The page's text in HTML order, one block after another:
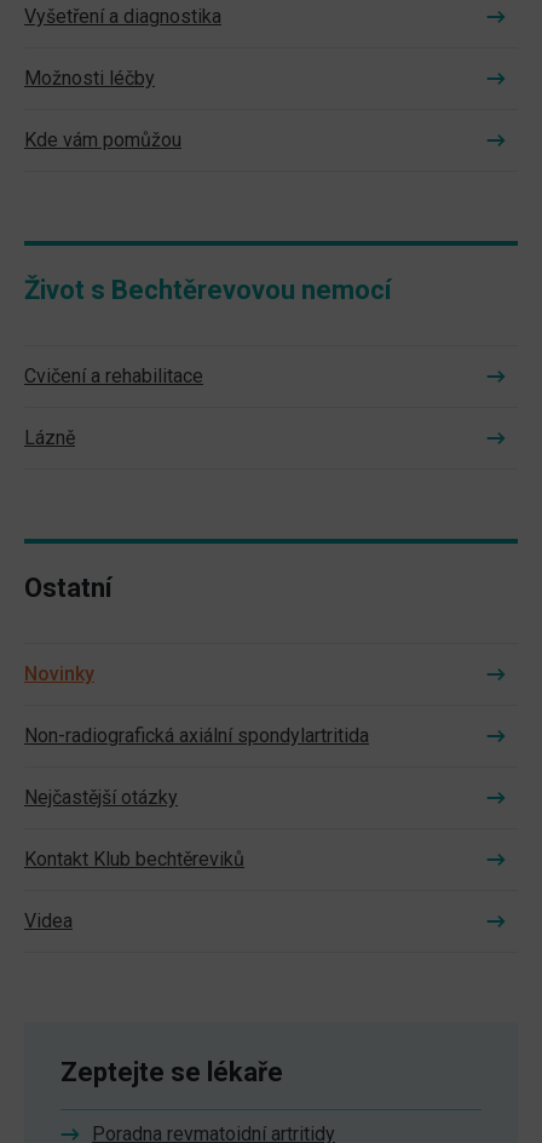
Vyšetření a diagnostika
Možnosti léčby
Kde vám pomůžou
Život s Bechtěrevovou nemocí
Cvičení a rehabilitace
Lázně
Ostatní
Novinky
Non-radiografická axiální spondylartritida
Nejčastější otázky
Kontakt Klub bechtěreviků
Videa
Zeptejte se lékaře
Poradna revmatoidní artritidy